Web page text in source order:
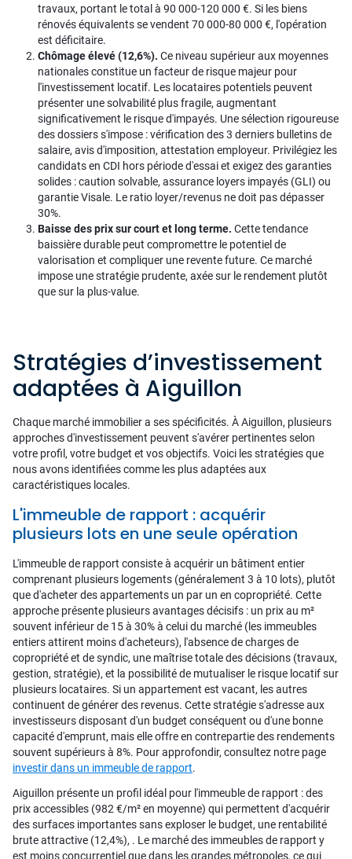
travaux, portant le total à 90 000-120 000 €. Si les biens
rénovés équivalents se vendent 70 000-80 000 €, l'opération
est déficitaire.
Chômage élevé (12,6%). Ce niveau supérieur aux moyennes
nationales constitue un facteur de risque majeur pour
l'investissement locatif. Les locataires potentiels peuvent
présenter une solvabilité plus fragile, augmentant
significativement le risque d'impayés. Une sélection rigoureuse
des dossiers s'impose : vérification des 3 derniers bulletins de
salaire, avis d'imposition, attestation employeur. Privilégiez les
candidats en CDI hors période d'essai et exigez des garanties
solides : caution solvable, assurance loyers impayés (GLI) ou
garantie Visale. Le ratio loyer/revenus ne doit pas dépasser
30%.
Baisse des prix sur court et long terme. Cette tendance
baissière durable peut compromettre le potentiel de
valorisation et compliquer une revente future. Ce marché
impose une stratégie prudente, axée sur le rendement plutôt
que sur la plus-value.
Stratégies d’investissement
adaptées à Aiguillon
Chaque marché immobilier a ses spécificités. À Aiguillon, plusieurs
approches d'investissement peuvent s'avérer pertinentes selon
votre profil, votre budget et vos objectifs. Voici les stratégies que
nous avons identifiées comme les plus adaptées aux
caractéristiques locales.
L'immeuble de rapport : acquérir
plusieurs lots en une seule opération
L'immeuble de rapport consiste à acquérir un bâtiment entier
comprenant plusieurs logements (généralement 3 à 10 lots), plutôt
que d'acheter des appartements un par un en copropriété. Cette
approche présente plusieurs avantages décisifs : un prix au m²
souvent inférieur de 15 à 30% à celui du marché (les immeubles
entiers attirent moins d'acheteurs), l'absence de charges de
copropriété et de syndic, une maîtrise totale des décisions (travaux,
gestion, stratégie), et la possibilité de mutualiser le risque locatif sur
plusieurs locataires. Si un appartement est vacant, les autres
continuent de générer des revenus. Cette stratégie s'adresse aux
investisseurs disposant d'un budget conséquent ou d'une bonne
capacité d'emprunt, mais elle offre en contrepartie des rendements
souvent supérieurs à 8%. Pour approfondir, consultez notre page
investir dans un immeuble de rapport.
Aiguillon présente un profil idéal pour l'immeuble de rapport : des
prix accessibles (982 €/m² en moyenne) qui permettent d'acquérir
des surfaces importantes sans exploser le budget, une rentabilité
brute attractive (12,4%), . Le marché des immeubles de rapport y
est moins concurrentiel que dans les grandes métropoles, ce qui